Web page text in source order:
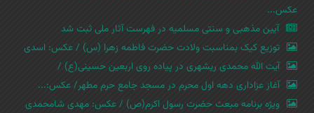
عکس...
آیین مذهبی و سنتی مسلمیه در فهرست آثار ملی ثبت شد
توزیع کیک بمناسبت ولادت حضرت فاطمه زهرا (س) / عکس: اسدی
آیت الله محمدی ریشهری در پیاده روی اربعین حسینی(ع) /
آغاز عزاداری دهه اول محرم در مسجد جامع حرم مطهر/ عکس:...
ویژه برنامه مبعث حضرت رسول اکرم(ص) / عکس: مهدی شامحمدی